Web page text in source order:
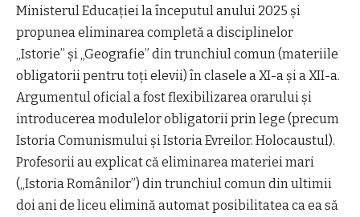
Ministerul Educaţiei la începutul anului 2025 şi
propunea eliminarea completă a disciplinelor
„Istorie” şi „Geografie” din trunchiul comun (materiile
obligatorii pentru toţi elevii) în clasele a XI-a şi a XII-a.
Argumentul oficial a fost flexibilizarea orarului şi
introducerea modulelor obligatorii prin lege (precum
Istoria Comunismului şi Istoria Evreilor. Holocaustul).
Profesorii au explicat că eliminarea materiei mari
(„Istoria Românilor”) din trunchiul comun din ultimii
doi ani de liceu elimină automat posibilitatea ca ea să